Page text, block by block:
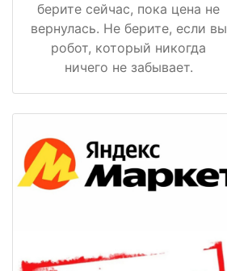
берите сейчас, пока цена не
вернулась. Не берите, если вы
робот, который никогда
ничего не забывает.